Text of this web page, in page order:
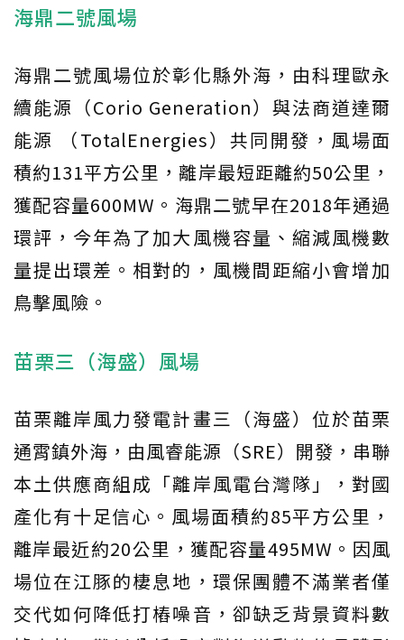
海鼎二號風場
海鼎二號風場位於彰化縣外海，由科理歐永
續能源（Corio Generation）與法商道達爾
能源 （TotalEnergies）共同開發，風場面
積約131平方公里，離岸最短距離約50公里，
獲配容量600MW。海鼎二號早在2018年通過
環評，今年為了加大風機容量、縮減風機數
量提出環差。相對的，風機間距縮小會增加
鳥擊風險。
苗栗三（海盛）風場
苗栗離岸風力發電計畫三（海盛）位於苗栗
通霄鎮外海，由風睿能源（SRE）開發，串聯
本土供應商組成「離岸風電台灣隊」，對國
產化有十足信心。風場面積約85平方公里，
離岸最近約20公里，獲配容量495MW。因風
場位在江豚的棲息地，環保團體不滿業者僅
交代如何降低打樁噪音，卻缺乏背景資料數